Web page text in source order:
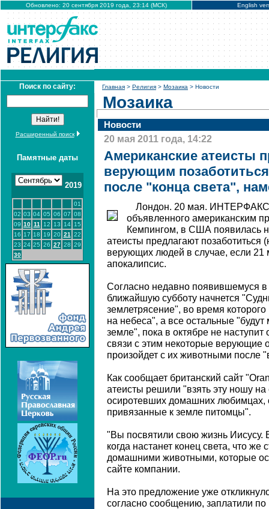
Обновлено: 20 сентября 2019 года, 23:14 (МСК) English
Поиск по сайту:
Расширенный поиск
Памятные даты
2019
01
02 03 04 05 06 07 08
09 10 11 12 13 14 15
16 17 18 19 20 21
22
23 24 25 26 27 28 29
30
Главная > Религия > Мозаика > Новости
Мозаика
Новости
20 мая 2011 года, 14:22
Американские атеисты
верующим
после "конца света",
Лондон. 20 мая. ИНТЕРФАКС
объявленного американским
Кемпингом, в США появилась
атеисты предлагают позаботиться
верующих людей в случае, если 21
апокалипсис.
Согласно недавно появившемуся
ближайшую субботу начнется
землетрясение", во время
на небеса", а все остальные
земле", пока в октябре не
связи с этим некоторые верующие
произойдет с их животными после
Как сообщает британский сайт
атеисты решили "взять эту ношу на
осиротевших домашних любимцах,
привязанные к земле питомцы".
"Вы посвятили свою жизнь Иисусу.
когда настанет конец света, что
домашними животными, которые
сайте компании.
На это предложение уже
согласно сообщению, заплатили